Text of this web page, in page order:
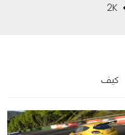
2K
كيف